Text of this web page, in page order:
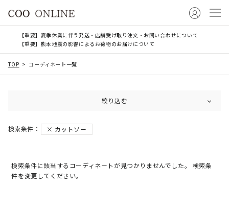
【重要】夏季休業に伴う発送・店舗受け取り注文・お問い合わせについて
【重要】熊本地震の影響によるお荷物のお届けについて
TOP コーディネート一覧
絞り込む
カットソー
検索条件に該当するコーディネートが見つかりませんでした。 検索条
件を変更してください。